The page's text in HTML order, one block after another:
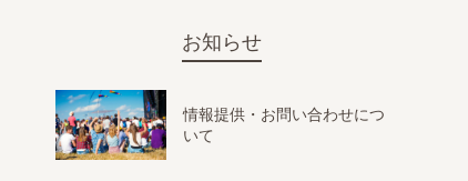
お知らせ
情報提供・お問い合わせにつ
いて